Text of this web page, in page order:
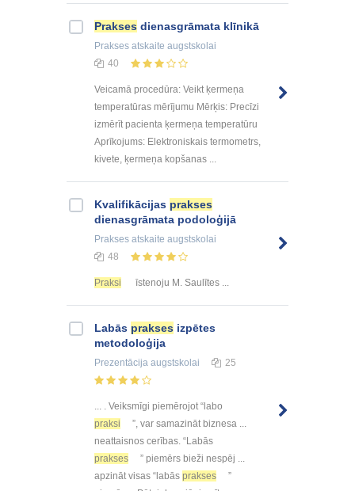
Prakses dienasgrāmata klīnikā
Prakses atskaite augstskolai
40
Veicamā procedūra: Veikt ķermeņa
temperatūras mērījumu Mērķis: Precīzi
izmērīt pacienta ķermeņa temperatūru
Aprīkojums: Elektroniskais termometrs,
kivete, ķermeņa kopšanas ...
Kvalifikācijas prakses
dienasgrāmata podoloģijā
Prakses atskaite augstskolai
48
Praksi īstenoju M. Saulītes ...
Labās prakses izpētes
metodoloģija
Prezentācija augstskolai 25
... . Veiksmīgi piemērojot “labo
praksi
”, var samazināt biznesa ...
neattaisnos cerības. “Labās
prakses
” piemērs bieži nespēj ...
apzināt visas “labās prakses
”